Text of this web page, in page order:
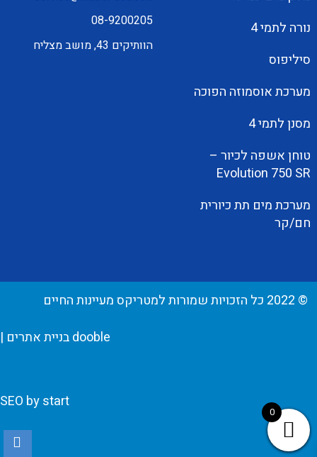
נורה לתמי 4
סיליפוס
מערכת אוסמוזה הפוכה
מסנן לתמי 4
טוחן אשפה לכיור –
Evolution 750 SR
מערכת מים תת כיורית
חם/קר
08-9200205
הוותיקים 43, מושב מצליח
© 2022 כל הזכויות שמורות למטריקס מעיינות החיים
dooble בניית אתרים
|
0